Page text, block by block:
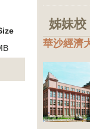
姊妹校
華沙經濟